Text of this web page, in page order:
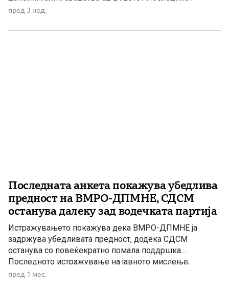
Извештај на Европската комисија за владеењето на
политики, но и критики за состојбите во правосудниот
пред 3 нед.
Последната анкета покажува убедлива
предност на ВМРО-ДПМНЕ, СДСМ
останува далеку зад водечката партија
Истражувањето покажува дека ВМРО-ДПМНЕ ја
задржува убедливата предност, додека СДСМ
останува со повеќекратно помала поддршка.
Последното истражување на јавното мислење,
спроведено од агенцијата „Маркет Вижн“ на
пред 1 мес.